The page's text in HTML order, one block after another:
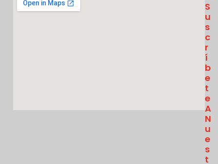
S
U
S
C
R
Í
B
E
T
E
A
N
U
E
S
T